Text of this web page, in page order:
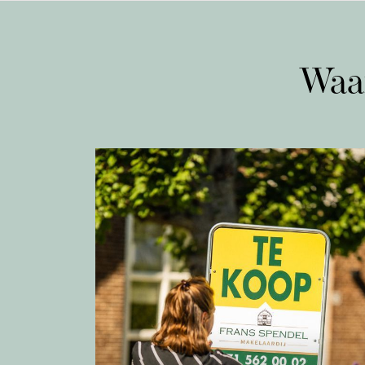
Diensten
Over ons
Nieuws
voorzieningen en een
Vink bevindt zich op
A44 zijn zowel Leiden als
minuten bereikbaar met
en Amsterdam doe je er
Begane grond:
Via de voortuin bereik je
meterkast, trapopgang
trapkast, toiletruimte met